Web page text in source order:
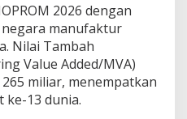
2026 dengan
manufaktur
Nilai Tambah
Value Added/MVA)
miliar, menempatkan
ke-13 dunia.